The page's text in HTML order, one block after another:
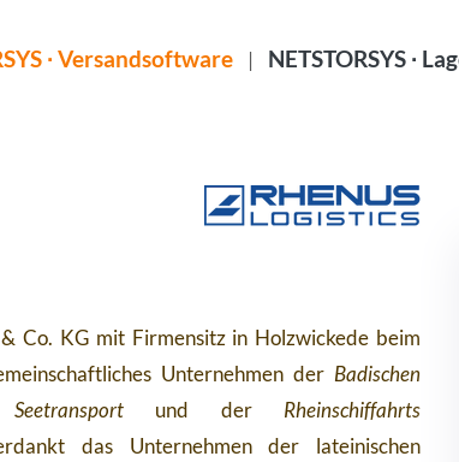
∙ Versandsoftware | NETSTORSYS ∙
Co. KG mit Firmensitz in Holzwickede beim
Unternehmen der Badischen
und der Rheinschiffahrts
das Unternehmen der lateinischen